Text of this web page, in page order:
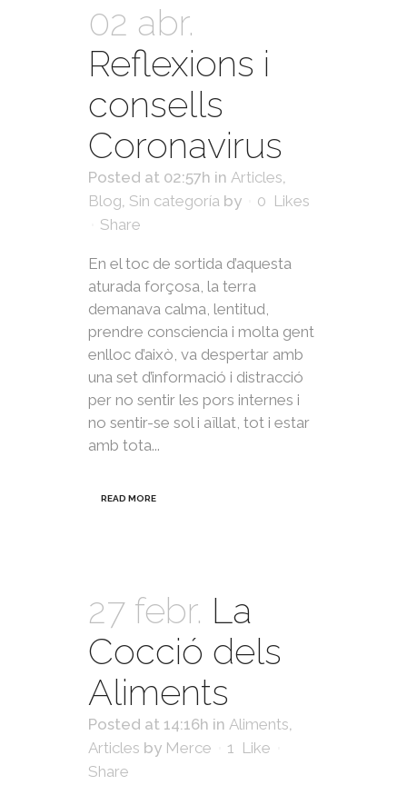
02 abr.
Reflexions i
consells
Coronavirus
Posted at 02:57h in Articles,
Blog, Sin categoría by 0 Likes
Share
En el toc de sortida d’aquesta
aturada forçosa, la terra
demanava calma, lentitud,
prendre consciencia i molta gent
enlloc d’això, va despertar amb
una set d’informació i distracció
per no sentir les pors internes i
no sentir-se sol i aïllat, tot i estar
amb tota...
READ MORE
27 febr. La
Cocció dels
Aliments
Posted at 14:16h in Aliments,
Articles by Merce 1 Like
Share